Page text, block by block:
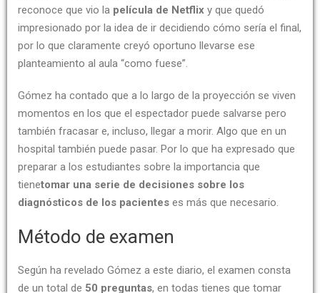
reconoce que vio la película de Netflix y que quedó
impresionado por la idea de ir decidiendo cómo sería el final,
por lo que claramente creyó oportuno llevarse ese
planteamiento al aula “como fuese”.
Gómez ha contado que a lo largo de la proyección se viven
momentos en los que el espectador puede salvarse pero
también fracasar e, incluso, llegar a morir. Algo que en un
hospital también puede pasar. Por lo que ha expresado que
preparar a los estudiantes sobre la importancia que
tienetomar una serie de decisiones sobre los
diagnósticos de los pacientes es más que necesario.
Método de examen
Según ha revelado Gómez a este diario, el examen consta
de un total de 50 preguntas, en todas tienes que tomar